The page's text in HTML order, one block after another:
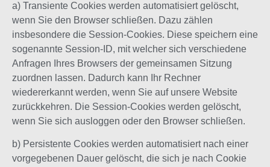
a) Transiente Cookies werden automatisiert gelöscht,
wenn Sie den Browser schließen. Dazu zählen
insbesondere die Session-Cookies. Diese speichern eine
sogenannte Session-ID, mit welcher sich verschiedene
Anfragen Ihres Browsers der gemeinsamen Sitzung
zuordnen lassen. Dadurch kann Ihr Rechner
wiedererkannt werden, wenn Sie auf unsere Website
zurückkehren. Die Session-Cookies werden gelöscht,
wenn Sie sich ausloggen oder den Browser schließen.
b) Persistente Cookies werden automatisiert nach einer
vorgegebenen Dauer gelöscht, die sich je nach Cookie